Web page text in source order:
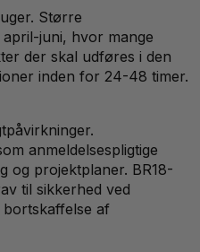
Større
juni, hvor mange
der skal udføres i den
inden for 24-48 timer.
anmeldelsespligtige
og projektplaner. BR18-
til sikkerhed ved
bortskaffelse af